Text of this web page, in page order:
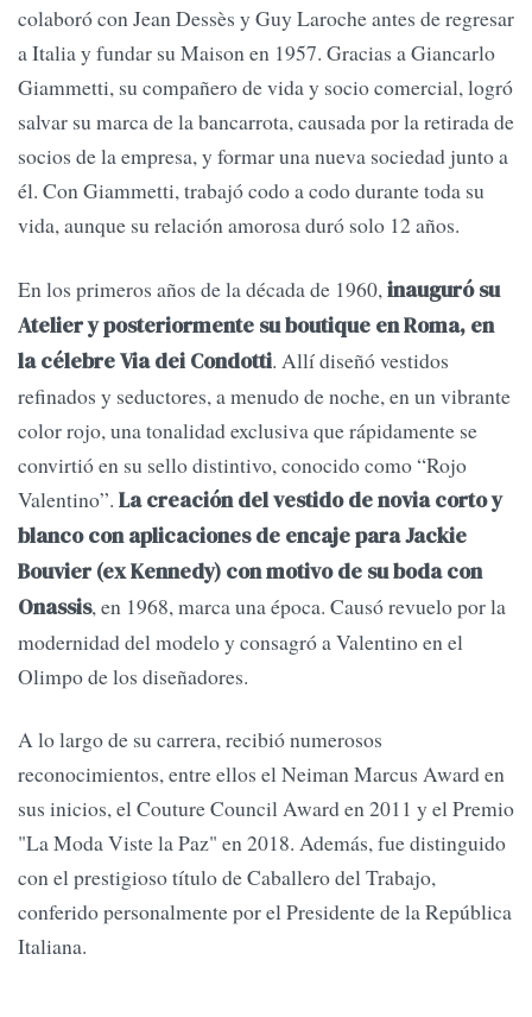
colaboró con Jean Dessès y Guy Laroche antes de regresar
a Italia y fundar su Maison en 1957. Gracias a Giancarlo
Giammetti, su compañero de vida y socio comercial, logró
salvar su marca de la bancarrota, causada por la retirada de
socios de la empresa, y formar una nueva sociedad junto a
él. Con Giammetti, trabajó codo a codo durante toda su
vida, aunque su relación amorosa duró solo 12 años.
En los primeros años de la década de 1960,inauguró su
Atelier y posteriormente su boutique en Roma, en
la célebre Via dei Condotti. Allí diseñó vestidos
refinados y seductores, a menudo de noche, en un vibrante
color rojo, una tonalidad exclusiva que rápidamente se
convirtió en su sello distintivo, conocido como “Rojo
Valentino”. La creación del vestido de novia corto y
blanco con aplicaciones de encaje para Jackie
Bouvier (ex Kennedy) con motivo de su boda con
Onassis, en 1968, marca una época. Causó revuelo por la
modernidad del modelo y consagró a Valentino en el
Olimpo de los diseñadores.
A lo largo de su carrera, recibió numerosos
reconocimientos, entre ellos el Neiman Marcus Award en
sus inicios, el Couture Council Award en 2011 y el Premio
"La Moda Viste la Paz" en 2018. Además, fue distinguido
con el prestigioso título de Caballero del Trabajo,
conferido personalmente por el Presidente de la República
Italiana.